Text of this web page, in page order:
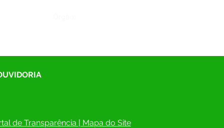
de Transparência | Mapa do Site